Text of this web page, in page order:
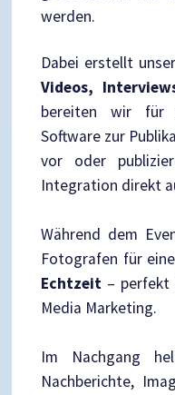
werden.
Dabei erstellt
Videos,
bereiten wir für
Software zur
vor oder
Integration direkt
Während dem
Fotografen für eine
Echtzeit – perfekt
Media Marketing.
Im Nachgang
Nachberichte,